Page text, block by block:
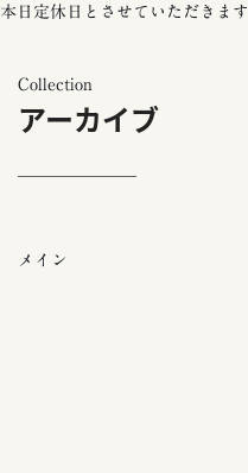
本日定休日とさせていただきます
Collection
アーカイブ
メイン